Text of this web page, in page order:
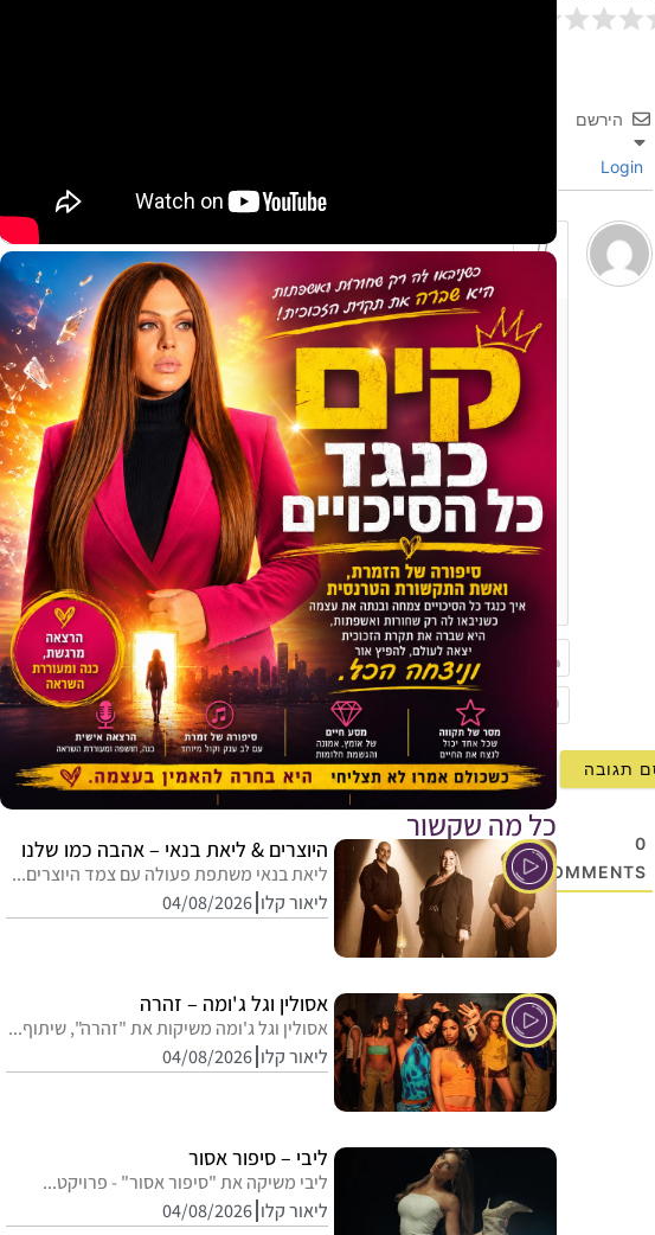
הירשם
שם
0
COMMENTS
כל מה שקשור
היוצרים & ליאת בנאי – אהבה כמו שלנו
ליאת בנאי משתפת פעולה עם צמד היוצרים...
ליאור קלו 04/08/2026
אסולין וגל ג'ומה – זהרה
אסולין וגל ג'ומה משיקות את "זהרה", שיתוף...
ליאור קלו 04/08/2026
ליבי – סיפור אסור
ליבי משיקה את "סיפור אסור" - פרויקט...
ליאור קלו 04/08/2026